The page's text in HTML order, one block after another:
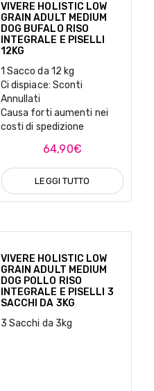
VIVERE HOLISTIC LOW
GRAIN ADULT MEDIUM
DOG BUFALO RISO
INTEGRALE E PISELLI
12KG
1 Sacco da 12 kg
Ci dispiace: Sconti
Annullati
Causa forti aumenti nei
costi di spedizione
64,90€
LEGGI TUTTO
VIVERE HOLISTIC LOW
GRAIN ADULT MEDIUM
DOG POLLO RISO
INTEGRALE E PISELLI 3
SACCHI DA 3KG
3 Sacchi da 3kg